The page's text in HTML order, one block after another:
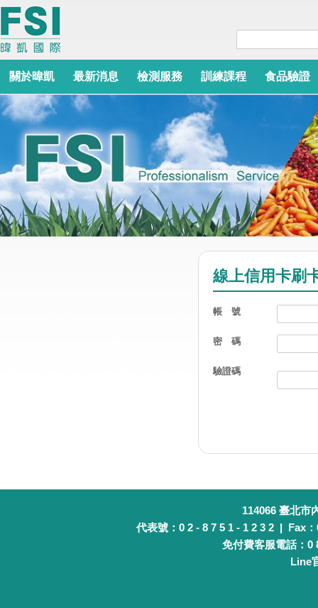
關於暐凱 最新消息 檢測服務 訓練課程 食品驗證
線上信用卡刷
帳 號
密 碼
驗證碼
114066 臺北市
代表號：0 2 - 8 7 5 1 - 1 2 3 2 | Fax
免付費客服電話：0
Line